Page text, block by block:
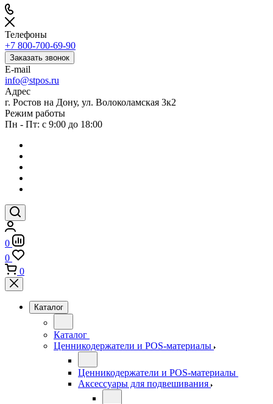
Телефоны
+7 800-700-69-90
Заказать звонок
E-mail
info@stpos.ru
Адрес
г. Ростов на Дону, ул. Волоколамская 3к2
Режим работы
Пн - Пт: с 9:00 до 18:00
0
0
0
Каталог
Каталог
Ценникодержатели и POS-материалы
Ценникодержатели и POS-материалы
Аксессуары для подвешивания